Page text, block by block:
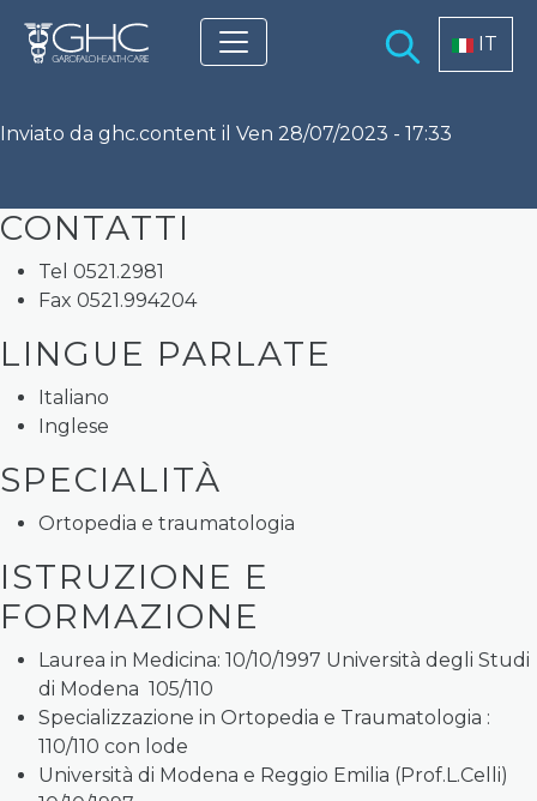
Salta al contenuto principale
IT
Inviato da ghc.content il Ven 28/07/2023 - 17:33
CONTATTI
Tel 0521.2981
Fax 0521.994204
LINGUE PARLATE
Italiano
Inglese
SPECIALITÀ
Ortopedia e traumatologia
ISTRUZIONE E
FORMAZIONE
Laurea in Medicina: 10/10/1997 Università degli Studi
di Modena 105/110
Specializzazione in Ortopedia e Traumatologia :
110/110 con lode
Università di Modena e Reggio Emilia (Prof.L.Celli)